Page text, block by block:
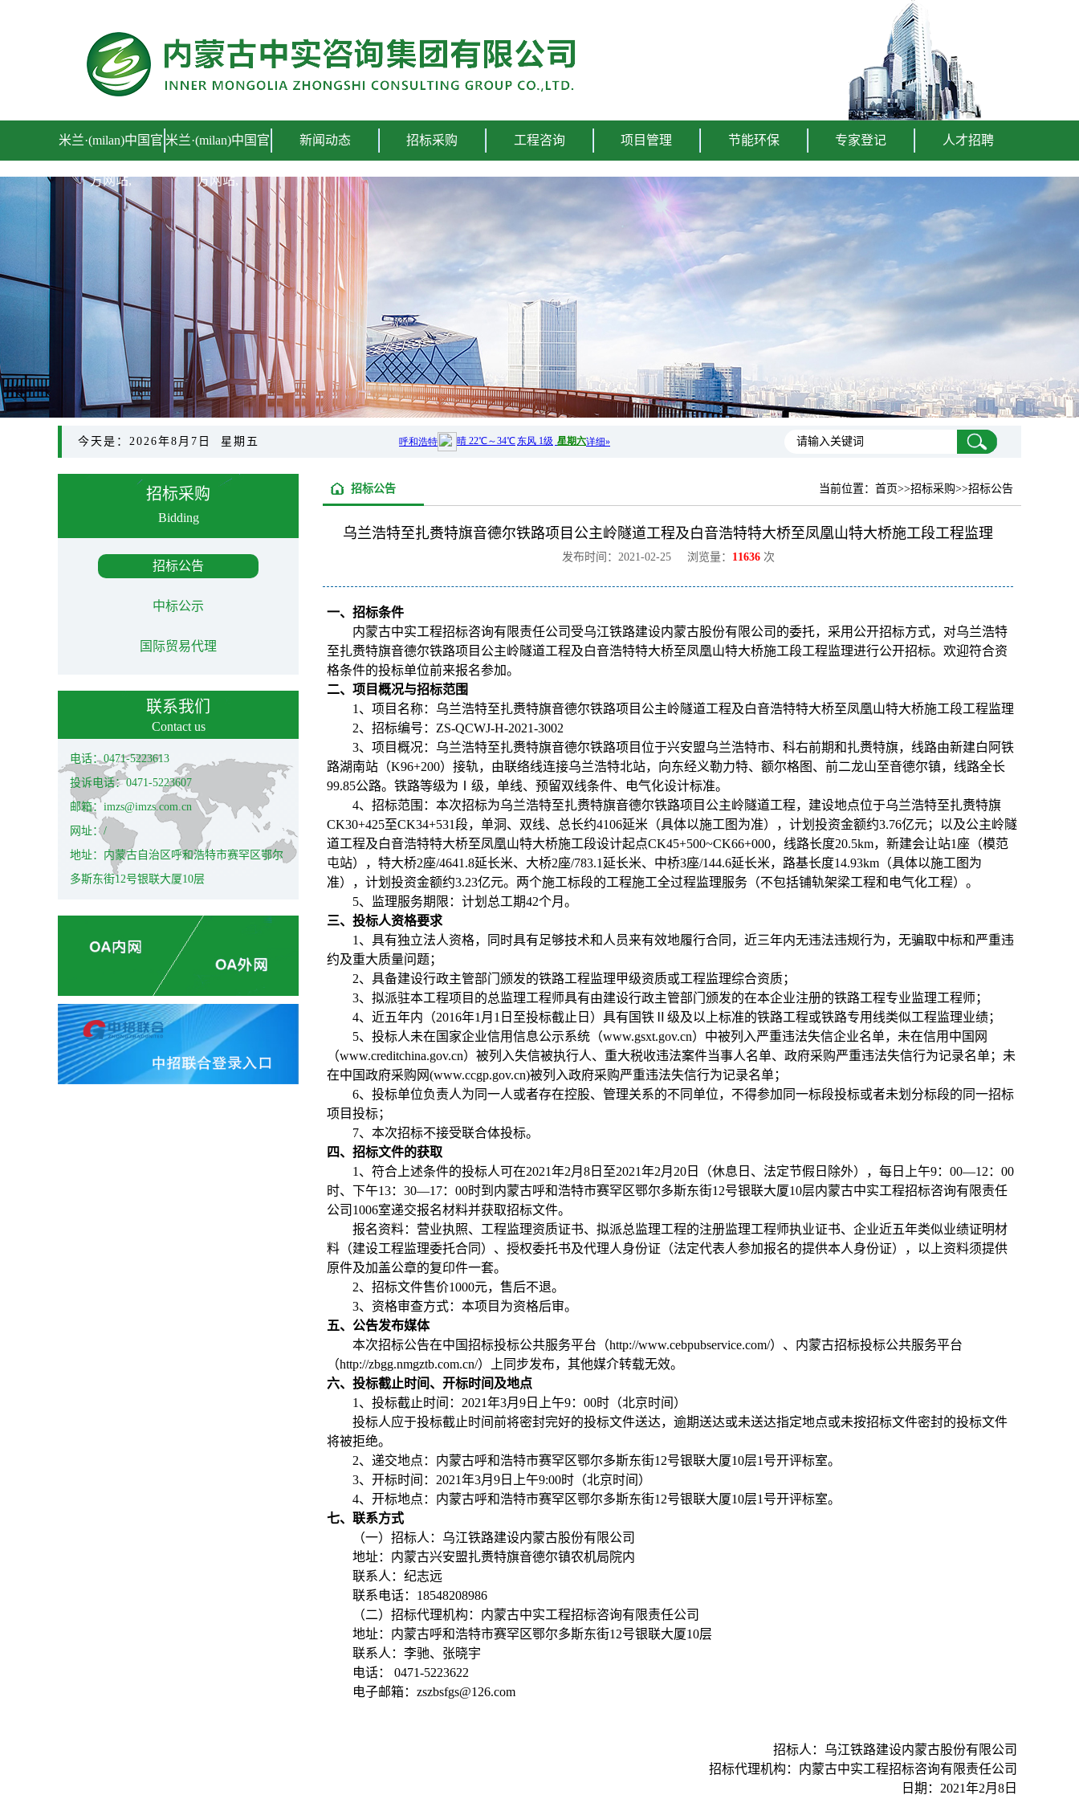
米兰·(milan)中国官
方网站,
米兰·(milan)中国官
方网站,
新闻动态 招标采购 工程咨询 项目管理 节能环保 专家登记 人才招聘
今天是：2026年8月7日 星期五
招标采购
Bidding
招标公告
中标公示
国际贸易代理
联系我们
Contact us
电话：0471-5223613
投诉电话：0471-5223607
邮箱：imzs@imzs.com.cn
网址：/
地址：内蒙古自治区呼和浩特市赛罕区鄂尔
多斯东街12号银联大厦10层
当前位置： 首页>>招标采购>>招标公告
招标公告
乌兰浩特至扎赉特旗音德尔铁路项目公主岭隧道工程及白音浩特特大桥至凤凰山特大桥施工段工程监理
发布时间：2021-02-25 浏览量： 11636次
一、招标条件
内蒙古中实工程招标咨询有限责任公司受乌江铁路建设内蒙古股份有限公司的委托，采用公开招标方式，对乌兰浩特
至扎赉特旗音德尔铁路项目公主岭隧道工程及白音浩特特大桥至凤凰山特大桥施工段工程监理进行公开招标。欢迎符合资
格条件的投标单位前来报名参加。
二、项目概况与招标范围
1 、项目名称： 乌兰浩特至扎赉特旗音德尔铁路项目公主岭隧道工程及白音浩特特大桥至凤凰山特大桥施工段工程监理
2、招标编号： ZS-QCWJ-H-2021-3002
3、项目概况：乌兰浩特至扎赉特旗音德尔铁路项目位于兴安盟乌兰浩特市、科右前期和扎赉特旗，线路由新建白阿铁
路湖南站（K96+200）接轨，由联络线连接乌兰浩特北站，向东经义勒力特、额尔格图、前二龙山至音德尔镇，线路全长
99.85公路。铁路等级为Ⅰ级，单线、预留双线条件、电气化设计标准。
4、招标范围：本次招标为乌兰浩特至扎赉特旗音德尔铁路项目公主岭隧道工程，建设地点位于乌兰浩特至扎赉特旗
CK30+425至CK34+531段，单洞、双线、总长约4106延米（具体以施工图为准），计划投资金额约3.76亿元；以及公主岭隧
道工程及白音浩特特大桥至凤凰山特大桥施工段设计起点CK45+500~CK66+000，线路长度20.5km，新建会让站1 座（模范
屯站），特大桥2座/4641.8延长米、大桥2座/783.1 延长米、中桥3座/144.6延长米，路基长度14.93km （具体以施工图为
准），计划投资金额约3.23亿元。两个施工标段的工程施工全过程监理服务（不包括铺轨架梁工程和电气化工程）。
5、监理服务期限：计划总工期42个月。
三、投标人资格要求
1 、具有独立法人资格，同时具有足够技术和人员来有效地履行合同，近三年内无违法违规行为，无骗取中标和严重违
约及重大质量问题；
2、具备建设行政主管部门颁发的铁路工程监理甲级资质或工程监理综合资质；
3、拟派驻本工程项目的总监理工程师具有由建设行政主管部门颁发的在本企业注册的铁路工程专业监理工程师；
4、近五年内（2016年1 月 1 日至投标截止日） 具有国铁Ⅱ级及以上标准的铁路工程或铁路专用线类似工程监理业绩；
5、投标人未在国家企业信用信息公示系统（www.gsxt.gov.cn）中被列入严重违法失信企业名单，未在信用中国网
（www.creditchina.gov.cn）被列入失信被执行人、重大税收违法案件当事人名单、政府采购严重违法失信行为记录名单；未
在中国政府采购网(www.ccgp.gov.cn)被列入政府采购严重违法失信行为记录名单；
6、投标单位负责人为同一人或者存在控股、管理关系的不同单位，不得参加同一标段投标或者未划分标段的同一招标
项目投标；
7、本次招标不接受联合体投标。
四、招标文件的获取
1 、符合上述条件的投标人可在2021年2月 8 日至2021年2月 20 日（休息日、法定节假日除外），每日上午9： 00—12 ： 00
时、下午13： 30—17： 00时到内蒙古呼和浩特市赛罕区鄂尔多斯东街12号银联大厦10层内蒙古中实工程招标咨询有限责任
公司 1006室递交报名材料并获取招标文件。
报名资料：营业执照、工程监理资质证书、拟派总监理工程的注册监理工程师执业证书、企业近五年类似业绩证明材
料（建设工程监理委托合同）、授权委托书及代理人身份证（法定代表人参加报名的提供本人身份证），以上资料须提供
原件及加盖公章的复印件一套。
2、招标文件售价1000元，售后不退。
3、资格审查方式：本项目为资格后审。
五、公告发布媒体
本次招标公告在中国招标投标公共服务平台（http://www.cebpubservice.com/）、内蒙古招标投标公共服务平台
（http://zbgg.nmgztb.com.cn/）上同步发布，其他媒介转载无效。
六、 投标截止时间、开标时间及地点
1 、投标截止时间： 2021年3月 9 日上午9： 00时（北京时间）
投标人应于投标截止时间前将密封完好的投标文件送达，逾期送达或未送达指定地点或未按招标文件密封的投标文件
将被拒绝。
2、递交地点：内蒙古呼和浩特市赛罕区鄂尔多斯东街12号银联大厦10层1 号开评标室。
3、开标时间： 2021年3月 9 日上午9:00时（北京时间）
4、开标地点： 内蒙古呼和浩特市赛罕区鄂尔多斯东街12号银联大厦10层1 号开评标室。
七、联系方式
（一）招标人：乌江铁路建设内蒙古股份有限公司
地址： 内蒙古兴安盟扎赉特旗音德尔镇农机局院内
联系人： 纪志远
联系电话： 18548208986
（二）招标代理机构：内蒙古中实工程招标咨询有限责任公司
地址：内蒙古呼和浩特市赛罕区鄂尔多斯东街12号银联大厦10层
联系人：李驰、张晓宇
电话：
0471-5223622
电子邮箱： zszbsfgs@126.com
招标人：乌江铁路建设内蒙古股份有限公司
招标代理机构：内蒙古中实工程招标咨询有限责任公司
日期： 2021年2月 8 日